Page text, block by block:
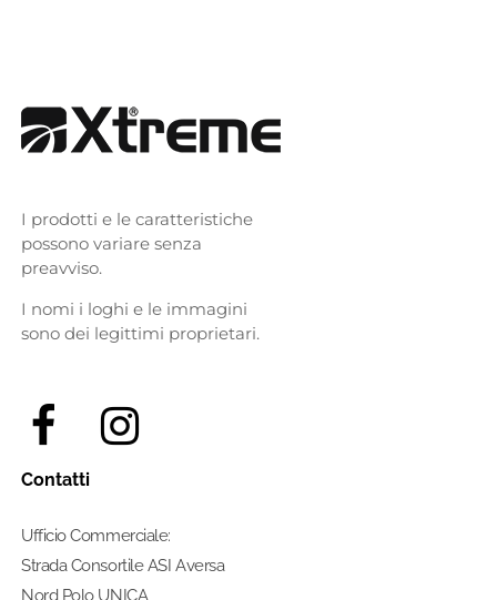
I prodotti e le caratteristiche
possono variare senza
preavviso.
I nomi i loghi e le immagini
sono dei legittimi proprietari.
Contatti
Ufficio Commerciale:
Strada Consortile ASI Aversa
Nord Polo UNICA